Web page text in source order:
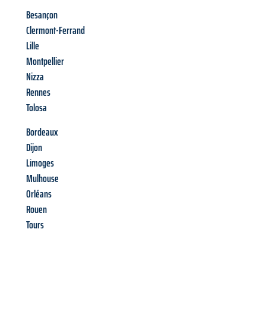
Besançon
Clermont-Ferrand
Lille
Montpellier
Nizza
Rennes
Tolosa
Bordeaux
Dijon
Limoges
Mulhouse
Orléans
Rouen
Tours